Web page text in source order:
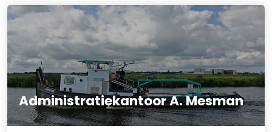
Administratiekantoor A. Mesman